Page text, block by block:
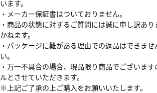
います。
・メーカー保証書はついておりません。
・商品の状態に対するご質問には誠に申し訳あ
かねます。
・パッケージに難がある理由での返品はできま
い。
・万一不具合の場合、現品限り商品でございま
ルとさせていただきます。
※上記ご了承の上ご購入をお願いいたします。